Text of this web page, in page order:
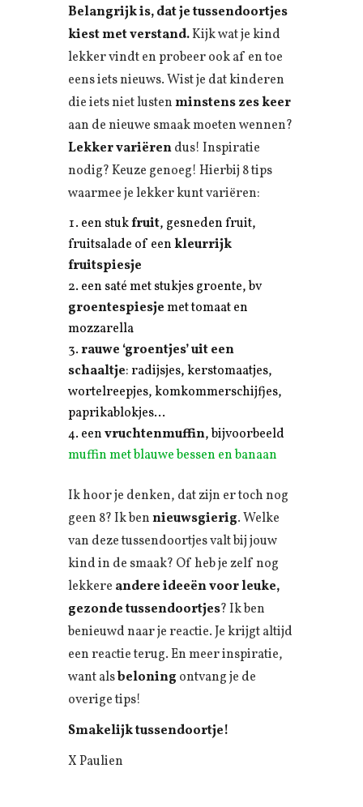
Belangrijk is, dat je tussendoortjes
kiest met verstand.Kijk wat je kind
lekker vindt en probeer ook af en toe
eens iets nieuws. Wist je dat kinderen
die iets niet lustenminstens zes keer
aan de nieuwe smaak moeten wennen?
Lekker variërendus! Inspiratie
nodig? Keuze genoeg! Hierbij 8 tips
waarmee je lekker kunt variëren:
een stukfruit, gesneden fruit,
fruitsalade of eenkleurrijk
fruitspiesje
een saté met stukjes groente, bv
groentespiesjemet tomaat en
mozzarella
rauwe ‘groentjes’ uit een
schaaltje: radijsjes, kerstomaatjes,
wortelreepjes, komkommerschijfjes,
paprikablokjes…
eenvruchtenmuffin, bijvoorbeeld
muffin met blauwe bessen en banaan
Ik hoor je denken, dat zijn er toch nog
geen 8? Ik bennieuwsgierig. Welke
van deze tussendoortjes valt bij jouw
kind in de smaak? Of heb je zelf nog
lekkere andere ideeën voor leuke,
gezonde tussendoortjes? Ik ben
benieuwd naar je reactie. Je krijgt altijd
een reactie terug. En meer inspiratie,
want alsbeloning ontvang je de
overige tips!
Smakelijk tussendoortje!
X Paulien